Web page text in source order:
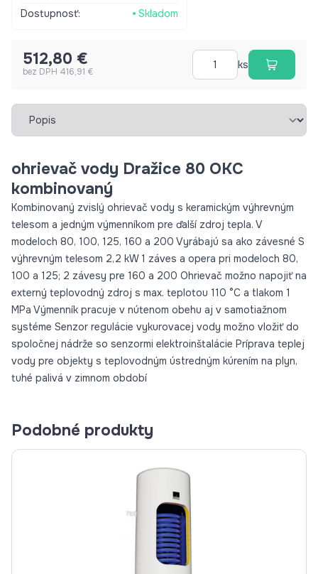
systéme Senzor regulácie vykurovacej vody možno vložiť do
tuhé palivá v zimnom období
Dostupnosť:
Skladom
512,80 €
bez DPH 416,91 €
ks
Vybrať záložku
ohrievač vody Dražice 80 OKC
kombinovaný
Kombinovaný zvislý ohrievač vody s keramickým výhrevným
telesom a jedným výmenníkom pre ďalší zdroj tepla. V
modeloch 80, 100, 125, 160 a 200 Vyrábajú sa ako závesné S
výhrevným telesom 2,2 kW 1 záves a opera pri modeloch 80,
100 a 125; 2 závesy pre 160 a 200 Ohrievač možno napojiť na
externý teplovodný zdroj s max. teplotou 110 °C a tlakom 1
MPa Výmenník pracuje v nútenom obehu aj v samotiažnom
systéme Senzor regulácie vykurovacej vody možno vložiť do
spoločnej nádrže so senzormi elektroinštalácie Príprava teplej
vody pre objekty s teplovodným ústredným kúrením na plyn,
tuhé palivá v zimnom období
Podobné produkty